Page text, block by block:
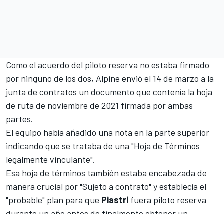
Como el acuerdo del piloto reserva no estaba firmado
por ninguno de los dos, Alpine envió el 14 de marzo a la
junta de contratos un documento que contenía la hoja
de ruta de noviembre de 2021 firmada por ambas
partes.
El equipo había añadido una nota en la parte superior
indicando que se trataba de una "Hoja de Términos
legalmente vinculante".
Esa hoja de términos también estaba encabezada de
manera crucial por "Sujeto a contrato" y establecía el
"probable" plan para que Piastri fuera piloto reserva